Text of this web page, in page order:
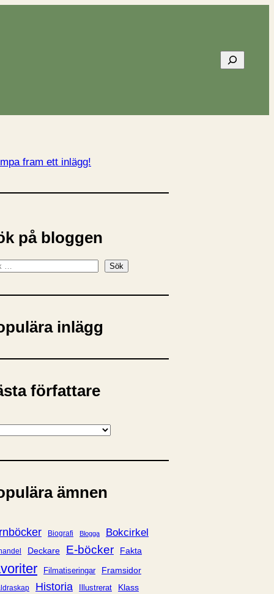
Sök
fram ett inlägg!
på bloggen
Sök
inlägg
författare
ämnen
Biografi Blogga Bokcirkel
Deckare E-böcker Fakta
Filmatiseringar Framsidor
Historia Illustrerat Klass